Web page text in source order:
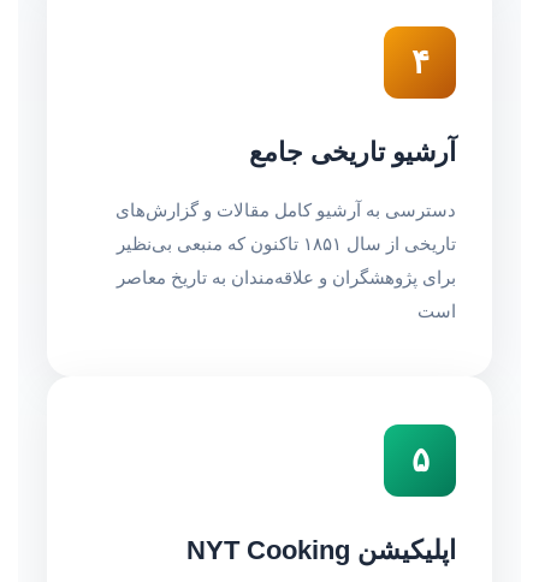
۴
آرشیو تاریخی جامع
دسترسی به آرشیو کامل مقالات و گزارش‌های
تاریخی از سال ۱۸۵۱ تاکنون که منبعی بی‌نظیر
برای پژوهشگران و علاقه‌مندان به تاریخ معاصر
است
۵
اپلیکیشن NYT Cooking